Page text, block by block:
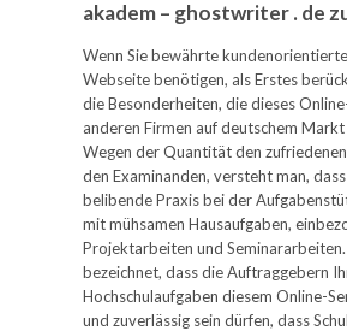
akadem – ghostwriter . de
Wenn Sie bewährte
Webseite benötigen, als Erstes
die Besonderheiten, die dieses
anderen Firmen auf deutschem
Wegen der Quantität den
den Examinanden, versteht man,
belibende Praxis bei der
mit mühsamen Hausaufgaben,
Projektarbeiten und
bezeichnet, dass die Auftraggebern
Hochschulaufgaben diesem Online-
und zuverlässig sein dürfen, dass